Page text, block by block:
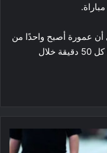
أن عمورة أصبح واحدًا من
أهم الهدافين في أوروبا، حيث يسجل هدفًا كل 50 دقيقة خلال